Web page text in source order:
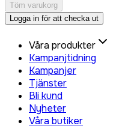
Töm varukorg
Logga in för att checka ut
Våra produkter
Kampanjtidning
Kampanjer
Tjänster
Bli kund
Nyheter
Våra butiker